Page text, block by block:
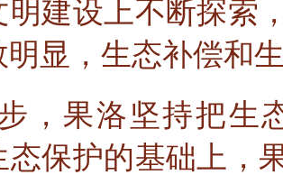
明建设上不断探索
明显，生态补偿和
，果洛坚持把生
态保护的基础上，